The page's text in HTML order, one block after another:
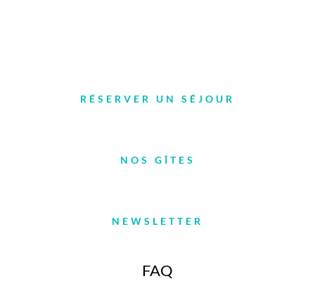
RÉSERVER UN SÉJOUR
NOS GÎTES
NEWSLETTER
FAQ